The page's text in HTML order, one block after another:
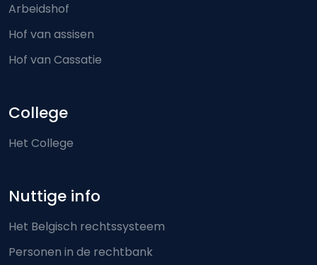
Arbeidshof
Hof van assisen
Hof van Cassatie
College
Het College
Nuttige info
Het Belgisch rechtssysteem
Personen in de rechtbank